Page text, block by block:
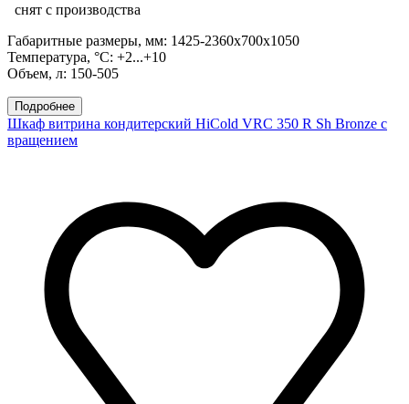
снят с производства
Габаритные размеры, мм: 1425-2360х700х1050
Температура, °С: +2...+10
Объем, л: 150-505
Подробнее
Шкаф витрина кондитерский HiCold VRC 350 R Sh Bronze с
вращением